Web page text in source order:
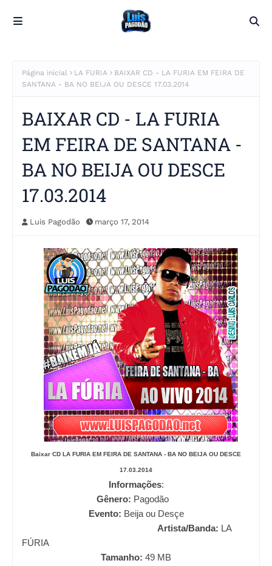
Página inicial LA FURIA
BAIXAR CD - LA FURIA EM FEIRA DE
SANTANA - BA NO BEIJA OU DESCE 17.03.2014
BAIXAR CD - LA FURIA
EM FEIRA DE SANTANA -
BA NO BEIJA OU DESCE
17.03.2014
Luis Pagodão março 17, 2014
Baixar CD LA FURIA EM FEIRA DE SANTANA - BA NO BEIJA OU DESCE
17.03.2014
Informações:
Gênero: Pagodão
Evento: Beija ou Desçe
Artista/Banda: LA
FÚRIA
Tamanho: 49 MB